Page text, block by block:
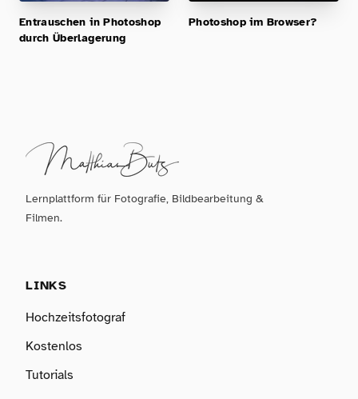
Entrauschen in Photoshop
durch Überlagerung
Photoshop im Browser?
Lernplattform für Fotografie, Bildbearbeitung &
Filmen.
LINKS
Hochzeitsfotograf
Kostenlos
Tutorials